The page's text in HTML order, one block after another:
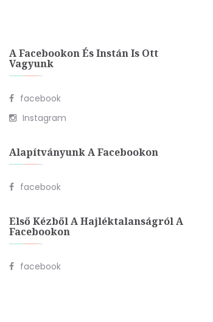
A Facebookon És Instán Is Ott
Vagyunk
facebook
Instagram
Alapítványunk A Facebookon
facebook
Első Kézből A Hajléktalanságról A
Facebookon
facebook